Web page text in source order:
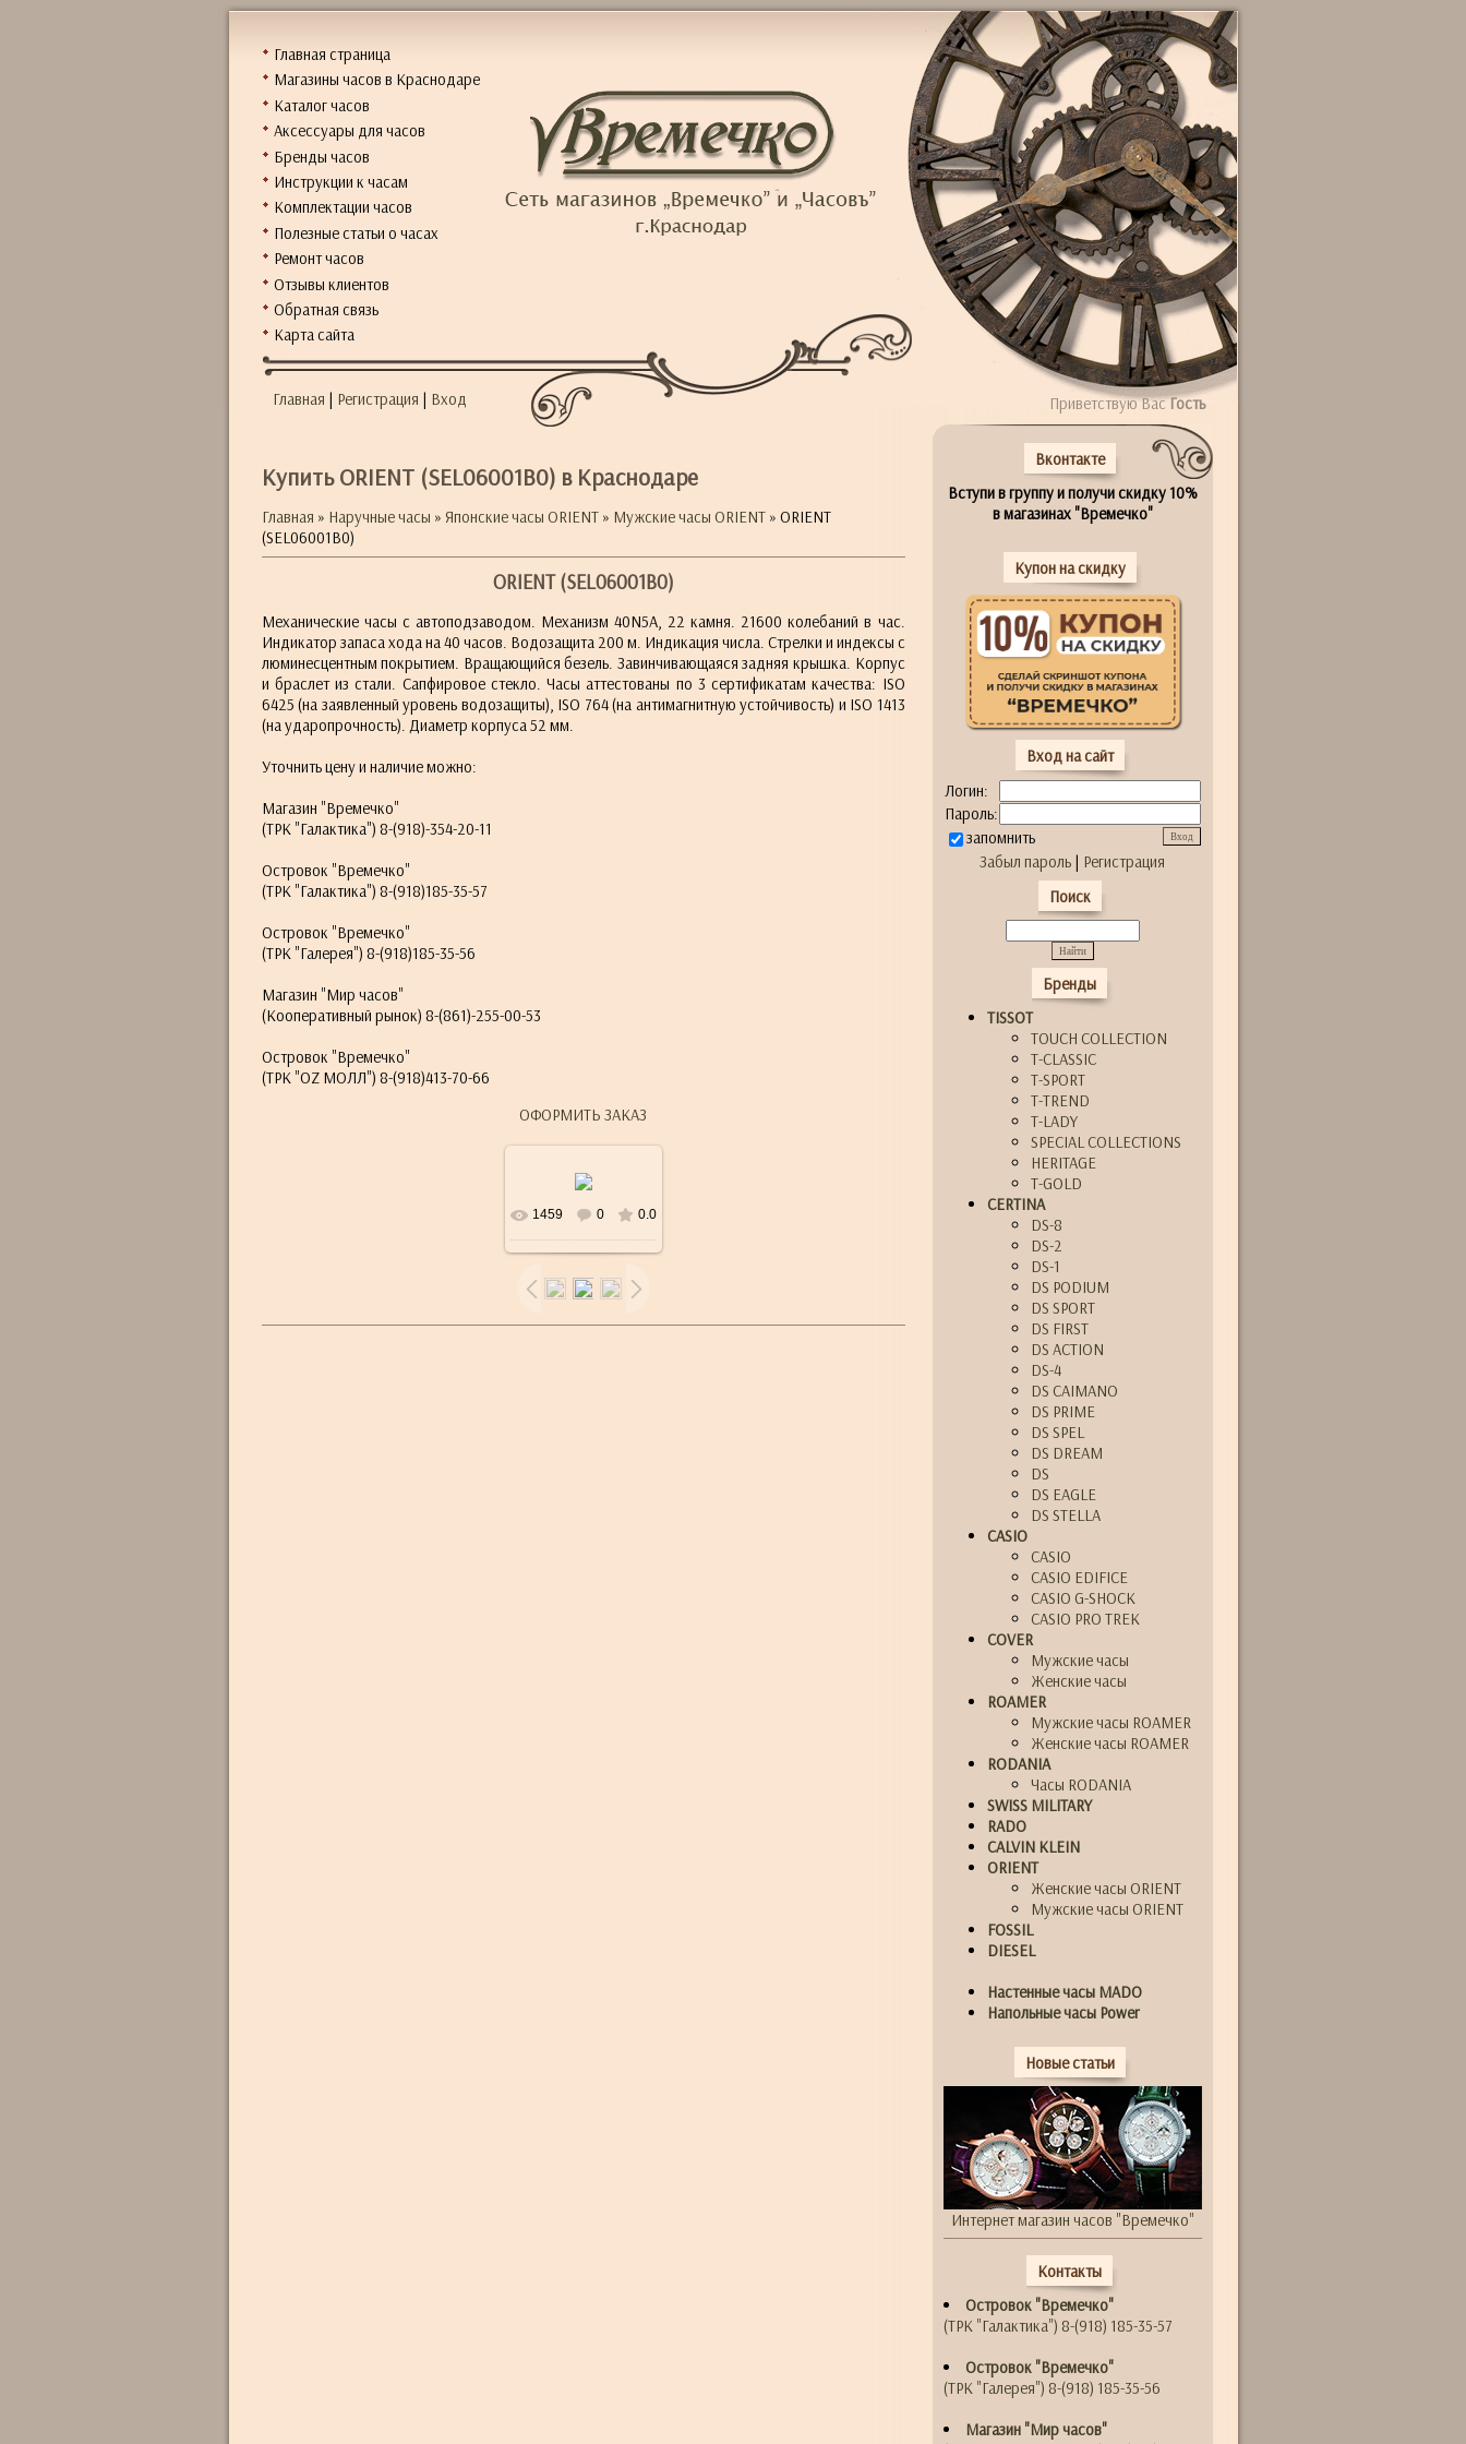
Главная страница
Магазины часов в Краснодаре
Каталог часов
Аксессуары для часов
Бренды часов
Инструкции к часам
Комплектации часов
Полезные статьи о часах
Ремонт часов
Отзывы клиентов
Обратная связь
Карта сайта
Главная | Регистрация | Вход
Купить ORIENT (SEL06001B0) в Краснодаре
Главная » Наручные часы » Японские часы ORIENT» Мужские часы ORIENT» ORIENT
(SEL06001B0)
ORIENT (SEL06001B0)
Механические часы с автоподзаводом. Механизм 40N5A, 22 камня. 21600 колебаний в час.
Индикатор запаса хода на 40 часов. Водозащита 200 м. Индикация числа. Стрелки и индексы с
люминесцентным покрытием. Вращающийся безель. Завинчивающаяся задняя крышка. Корпус
и браслет из стали. Сапфировое стекло. Часы аттестованы по 3 сертификатам качества: ISO
6425 (на заявленный уровень водозащиты), ISO 764 (на антимагнитную устойчивость) и ISO 1413
(на ударопрочность). Диаметр корпуса 52 мм.
Уточнить цену и наличие можно:
Магазин "Времечко"
(ТРК "Галактика") 8-(918)-354-20-11
Островок "Времечко"
(ТРК "Галактика") 8-(918)185-35-57
Островок "Времечко"
(ТРК "Галерея") 8-(918)185-35-56
Магазин "Мир часов"
(Кооперативный рынок) 8-(861)-255-00-53
Островок "Времечко"
(ТРК "OZ МОЛЛ") 8-(918)413-70-66
ОФОРМИТЬ ЗАКАЗ
В реальном
77.7Kb
1459 0 0.0
Приветствую ВасГость
Вконтакте
Вступи в группу и получи скидку 10%
в магазинах "Времечко"
Купон на скидку
Вход на сайт
Логин:
Пароль:
запомнить
Забыл пароль | Регистрация
Поиск
Бренды
TISSOT
TOUCH COLLECTION
T-CLASSIC
T-SPORT
T-TREND
T-LADY
SPECIAL COLLECTIONS
HERITAGE
T-GOLD
CERTINA
DS-8
DS-2
DS-1
DS PODIUM
DS SPORT
DS FIRST
DS ACTION
DS-4
DS CAIMANO
DS PRIME
DS SPEL
DS DREAM
DS
DS EAGLE
DS STELLA
CASIO
CASIO
CASIO EDIFICE
CASIO G-SHOCK
CASIO PRO TREK
COVER
Мужские часы
Женские часы
ROAMER
Мужские часы ROAMER
Женские часы ROAMER
RODANIA
Часы RODANIA
SWISS MILITARY
RADO
CALVIN KLEIN
ORIENT
Женские часы ORIENT
Мужские часы ORIENT
FOSSIL
DIESEL
Настенные часы MADO
Напольные часы Power
Новые статьи
Интернет магазин часов "Времечко"
Контакты
Островок "Времечко"
(ТРК "Галактика") 8-(918) 185-35-57
Островок "Времечко"
(ТРК "Галерея") 8-(918) 185-35-56
Магазин "Мир часов"